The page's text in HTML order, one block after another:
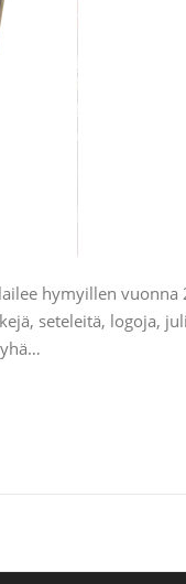
hymyillen
seteleitä, logoja,